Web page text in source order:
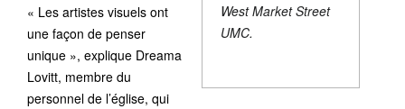
West Market Street
UMC.
« Les artistes visuels ont
une façon de penser
unique », explique Dreama
Lovitt, membre du
personnel de l’église, qui